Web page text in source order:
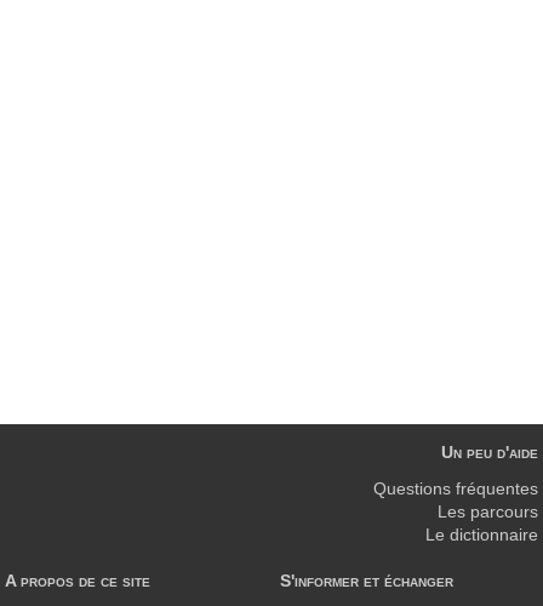
A propos de ce site
S'informer et échanger
Un peu d'aide
Questions fréquentes
Les parcours
Le dictionnaire